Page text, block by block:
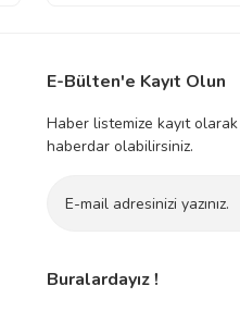
E-Bülten'e Kayıt Olun
Haber listemize kayıt
haberdar olabilirsiniz.
Buralardayız !